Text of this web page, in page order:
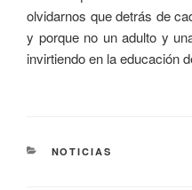
olvidarnos que detrás de
y porque no un adulto y
invirtiendo en la educación
NOTICIAS